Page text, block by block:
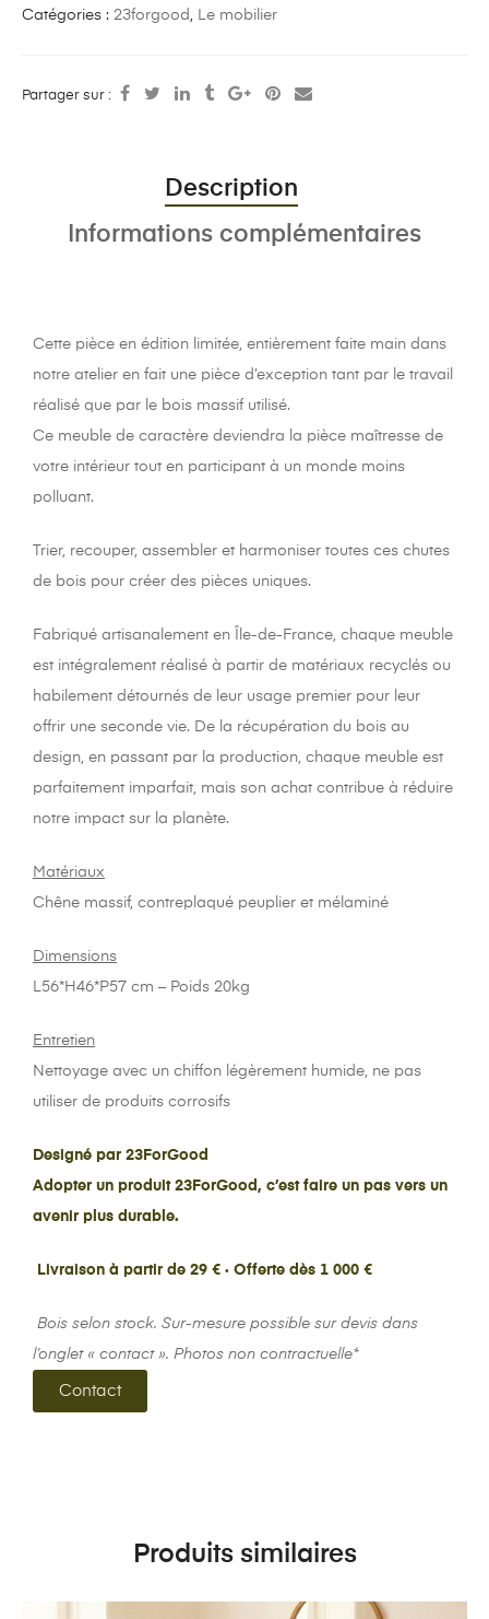
Catégories : 23forgood Le mobilier
Partager sur :
Description
Informations complémentaires
Cette pièce en édition limitée, entièrement faite main dans
notre atelier en fait une pièce d’exception tant par le travail
réalisé que par le bois massif utilisé.
Ce meuble de caractère deviendra la pièce maîtresse de
votre intérieur tout en participant à un monde moins
polluant.
Trier, recouper, assembler et harmoniser toutes ces chutes
de bois pour créer des pièces uniques.
Fabriqué artisanalement en Île-de-France, chaque meuble
est intégralement réalisé à partir de matériaux recyclés ou
habilement détournés de leur usage premier pour leur
offrir une seconde vie. De la récupération du bois au
design, en passant par la production, chaque meuble est
parfaitement imparfait, mais son achat contribue à réduire
notre impact sur la planète.
Matériaux
Chêne massif, contreplaqué peuplier et mélaminé
Dimensions
L56*H46*P57 cm – Poids 20kg
Entretien
Nettoyage avec un chiffon légèrement humide, ne pas
utiliser de produits corrosifs
Designé par 23ForGood
Adopter un produit 23ForGood, c’est faire un pas vers un
avenir plus durable.
Livraison à partir de 29 € · Offerte dès 1 000 €
Bois selon stock. Sur-mesure possible sur devis dans
l’onglet « contact ». Photos non contractuelle*
Contact
Produits similaires